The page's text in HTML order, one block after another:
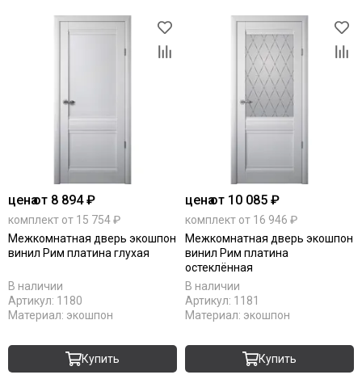
ценаот 8 894 ₽
комплект от 15 754 ₽
Межкомнатная дверь экошпон
винил Рим платина глухая
В наличии
Артикул: 1180
Материал: экошпон
Купить
ценаот 10 085 ₽
комплект от 16 946 ₽
Межкомнатная дверь экошпон
винил Рим платина
остеклённая
В наличии
Артикул: 1181
Материал: экошпон
Купить